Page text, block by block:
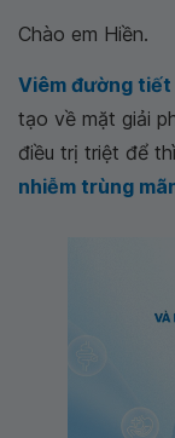
Chào em Hiền.
Viêm đường tiết
tạo về mặt giải
điều trị triệt để
nhiễm trùng